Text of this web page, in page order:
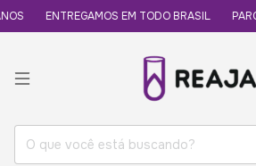
ENTREGAMOS EM TODO BRASIL